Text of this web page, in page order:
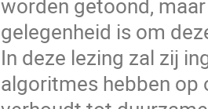
worden getoond,
gelegenheid is om
In deze lezing zal zij
algoritmes hebben op